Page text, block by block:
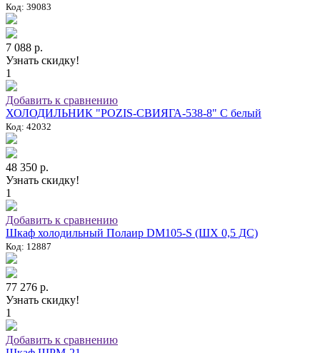
Код: 39083
7 088 р.
Узнать скидку!
1
Добавить к сравнению
ХОЛОДИЛЬНИК "POZIS-СВИЯГА-538-8" C белый
Код: 42032
48 350 р.
Узнать скидку!
1
Добавить к сравнению
Шкаф холодильный Полаир DM105-S (ШХ 0,5 ДС)
Код: 12887
77 276 р.
Узнать скидку!
1
Добавить к сравнению